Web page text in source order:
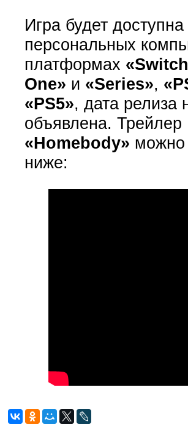
Игра будет
персональных
платформах
One» и «Series»,
«PS5», дата релиза
объявлена. Трейлер
«Homebody» можно
ниже: